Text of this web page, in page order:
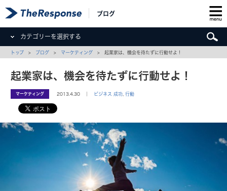
ブログ
カテゴリーを選択する
トップ > ブログ > マーケティング > 起業家は、機会を待たずに行動せよ！
起業家は、機会を待たずに行動せよ！
マーケティング 2013.4.30 ｜ ビジネス 成功 ,行動